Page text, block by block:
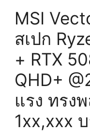
MSI
สเปก
+ RTX
QHD+
แรง ทรง
1xx,xxx